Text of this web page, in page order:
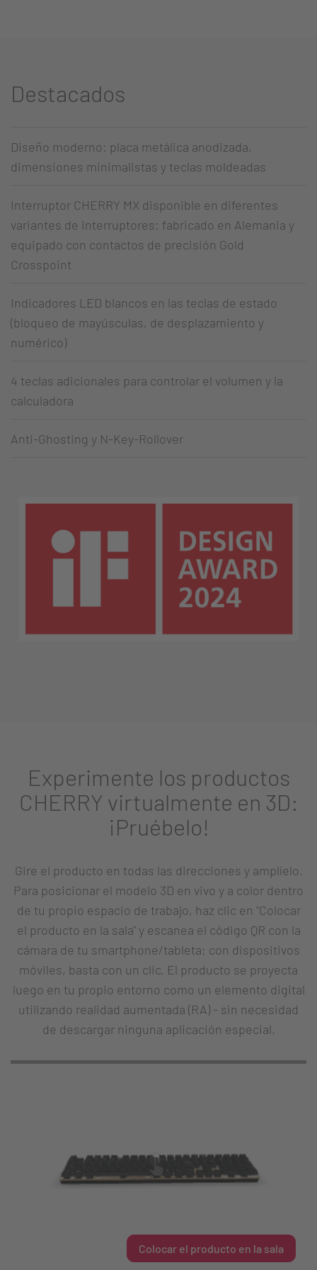
Destacados
Diseño moderno: placa metálica anodizada,
dimensiones minimalistas y teclas moldeadas
Interruptor CHERRY MX disponible en diferentes
variantes de interruptores: fabricado en Alemania y
equipado con contactos de precisión Gold
Crosspoint
Indicadores LED blancos en las teclas de estado
(bloqueo de mayúsculas, de desplazamiento y
numérico)
4 teclas adicionales para controlar el volumen y la
calculadora
Anti-Ghosting y N-Key-Rollover
Experimente los productos
CHERRY virtualmente en 3D:
¡Pruébelo!
Gire el producto en todas las direcciones y amplíelo.
Para posicionar el modelo 3D en vivo y a color dentro
de tu propio espacio de trabajo, haz clic en "Colocar
el producto en la sala" y escanea el código QR con la
cámara de tu smartphone/tableta; con dispositivos
móviles, basta con un clic. El producto se proyecta
luego en tu propio entorno como un elemento digital
utilizando realidad aumentada (RA) - sin necesidad
de descargar ninguna aplicación especial.
Colocar el producto en la sala